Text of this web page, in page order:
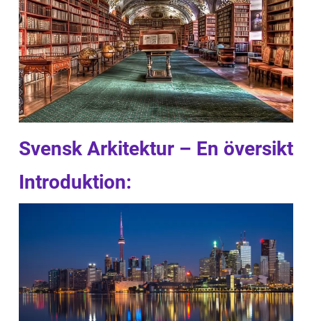
Svensk Arkitektur – En översikt
Introduktion: